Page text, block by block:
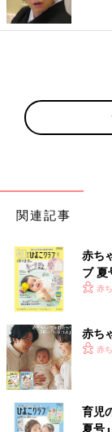
関連記事
赤ち
ブ 夏
く！
赤
赤ち
赤
育児
夏号